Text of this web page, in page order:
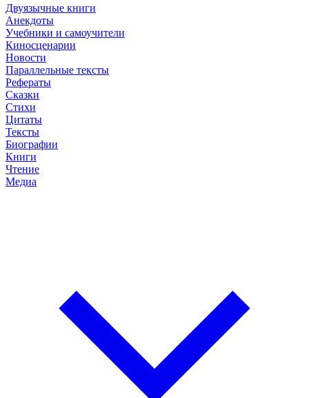
Двуязычные книги
Анекдоты
Учебники и самоучители
Киносценарии
Новости
Параллельные тексты
Рефераты
Сказки
Стихи
Цитаты
Тексты
Биографии
Книги
Чтение
Медиа